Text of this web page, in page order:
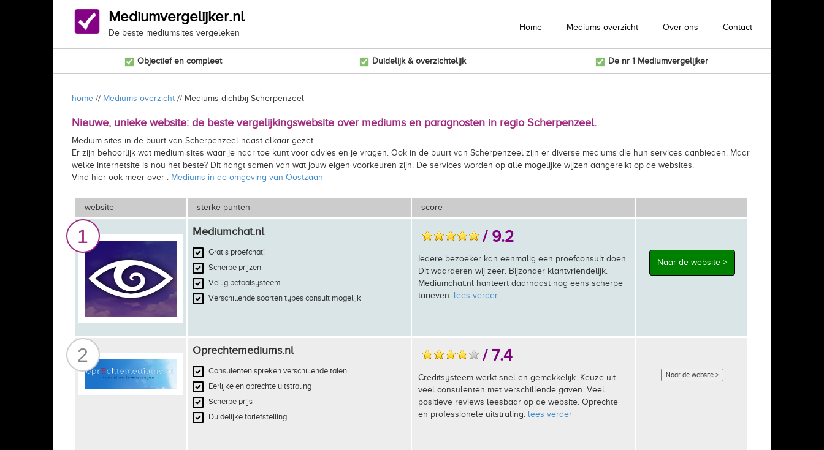
Mediumvergelijker.nl
De beste mediumsites vergeleken
Home Mediums overzicht Over ons Contact
Objectief en compleet Duidelijk & overzichtelijk De nr 1 Mediumvergelijker
home // Mediums overzicht // Mediums dichtbij Scherpenzeel
Nieuwe, unieke website: de beste vergelijkingswebsite over mediums en paragnosten in regio Scherpenzeel.
Medium sites in de buurt van Scherpenzeel naast elkaar gezet
Er zijn behoorlijk wat medium sites waar je naar toe kunt voor advies en je vragen. Ook in de buurt van Scherpenzeel zijn er diverse mediums die hun services aanbieden. Maar
welke internetsite is nou het beste? Dit hangt samen van wat jouw eigen voorkeuren zijn. De services worden op alle mogelijke wijzen aangereikt op de websites.
Vind hier ook meer over : Mediums in de omgeving van Oostzaan
website sterke punten score
1 Mediumchat.nl
Gratis proefchat!
Scherpe prijzen
Veilig betaalsysteem
Verschillende soorten types consult mogelijk
/ 9.2
Iedere bezoeker kan eenmalig een proefconsult doen.
Dit waarderen wij zeer. Bijzonder klantvriendelijk.
Mediumchat.nl hanteert daarnaast nog eens scherpe
tarieven. lees verder
Naar de website >
2 Oprechtemediums.nl
Consulenten spreken verschillende talen
Eerlijke en oprechte uitstraling
Scherpe prijs
Duidelijke tariefstelling
/ 7.4
Creditsysteem werkt snel en gemakkelijk. Keuze uit
veel consulenten met verschillende gaven. Veel
positieve reviews leesbaar op de website. Oprechte
en professionele uitstraling. lees verder
Naar de website >